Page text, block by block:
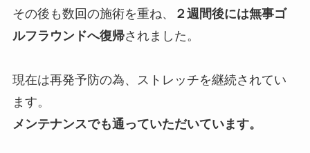
その後も数回の施術を重ね、
２週間後には無事ゴ
ルフラウンドへ復帰されました。
現在は再発予防の為、ストレッチを継続されてい
ます。
メンテナンスでも通っていただいています。